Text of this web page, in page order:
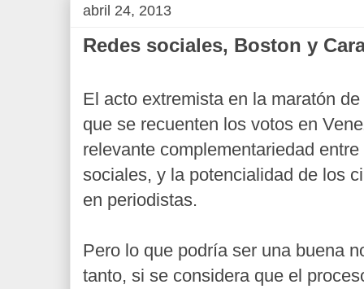
abril 24, 2013
Redes sociales, Boston y
El acto extremista en la maratón
que se recuenten los votos en
relevante complementariedad
sociales, y la potencialidad de los
en periodistas.
Pero lo que podría ser una buena
tanto, si se considera que el